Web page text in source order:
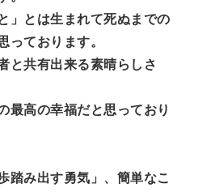
」とは生まれて死ぬまでの
っております。
と共有出来る素晴らしさ
最高の幸福だと思っており
踏み出す勇気」、簡単なこ